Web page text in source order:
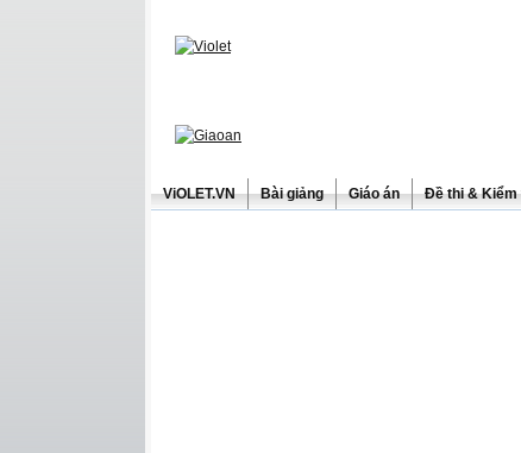
ViOLET.VN Bài giảng Giáo án Đề thi & Kiểm